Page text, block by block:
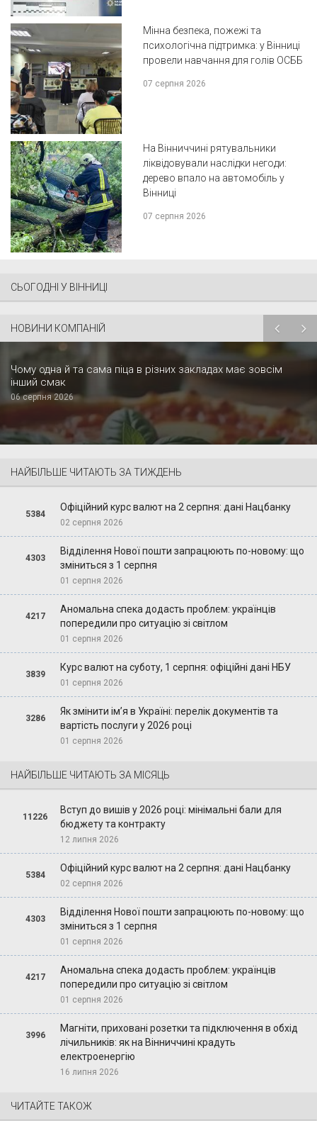
Мінна безпека, пожежі та
психологічна підтримка: у Вінниці
провели навчання для голів ОСББ
07 серпня 2026
На Вінниччині рятувальники
ліквідовували наслідки негоди:
дерево впало на автомобіль у
Вінниці
07 серпня 2026
СЬОГОДНІ У ВІННИЦІ
НОВИНИ КОМПАНІЙ
Чому одна й та сама піца в різних закладах має зовсім
інший смак
06 серпня 2026
НАЙБІЛЬШЕ ЧИТАЮТЬ ЗА ТИЖДЕНЬ
5384
Офіційний курс валют на 2 серпня: дані Нацбанку
02 серпня 2026
4303
Відділення Нової пошти запрацюють по-новому: що
зміниться з 1 серпня
01 серпня 2026
4217
Аномальна спека додасть проблем: українців
попередили про ситуацію зі світлом
01 серпня 2026
3839
Курс валют на суботу, 1 серпня: офіційні дані НБУ
01 серпня 2026
3286
Як змінити ім’я в Україні: перелік документів та
вартість послуги у 2026 році
01 серпня 2026
НАЙБІЛЬШЕ ЧИТАЮТЬ ЗА МІСЯЦЬ
11226
Вступ до вишів у 2026 році: мінімальні бали для
бюджету та контракту
12 липня 2026
5384
Офіційний курс валют на 2 серпня: дані Нацбанку
02 серпня 2026
4303
Відділення Нової пошти запрацюють по-новому: що
зміниться з 1 серпня
01 серпня 2026
4217
Аномальна спека додасть проблем: українців
попередили про ситуацію зі світлом
01 серпня 2026
3996
Магніти, приховані розетки та підключення в обхід
лічильників: як на Вінниччині крадуть
електроенергію
16 липня 2026
ЧИТАЙТЕ ТАКОЖ